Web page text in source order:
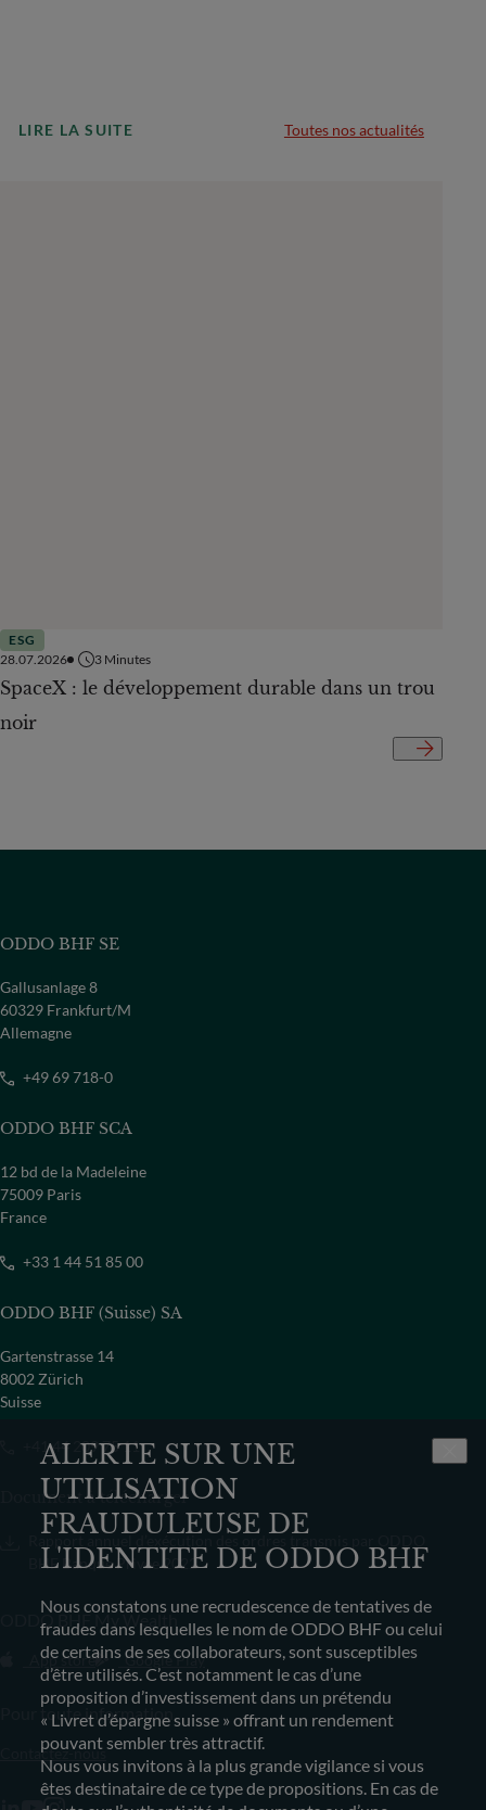
ALERTE SUR UNE
UTILISATION
FRAUDULEUSE DE
L'IDENTITE DE ODDO BHF
Nous constatons une recrudescence de tentatives de
fraudes dans lesquelles le nom de ODDO BHF ou celui
de certains de ses collaborateurs, sont susceptibles
d’être utilisés. C’est notamment le cas d’une
proposition d’investissement dans un prétendu
« Livret d’épargne suisse » offrant un rendement
pouvant sembler très attractif.
Nous vous invitons à la plus grande vigilance si vous
êtes destinataire de ce type de propositions. En cas de
LIRE LA SUITE Toutes nos actualités
ESG
28.07.2026
3 Minutes
SpaceX : le développement durable dans un trou
noir
ODDO BHF SE
Gallusanlage 8
60329 Frankfurt/M
Allemagne
+49 69 718-0
ODDO BHF SCA
12 bd de la Madeleine
75009 Paris
France
+33 1 44 51 85 00
ODDO BHF (Suisse) SA
Gartenstrasse 14
8002 Zürich
Suisse
+41 44 209 75 11
Document à télécharger
BHF Banque Privée 2022
ODDO BHF My Wealth
App store Google Play
Pour toute information
Contactez-nous